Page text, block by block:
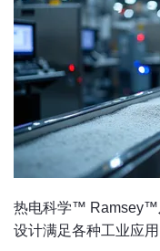
热电科学™ Ramsey™
设计满足各种工业应用